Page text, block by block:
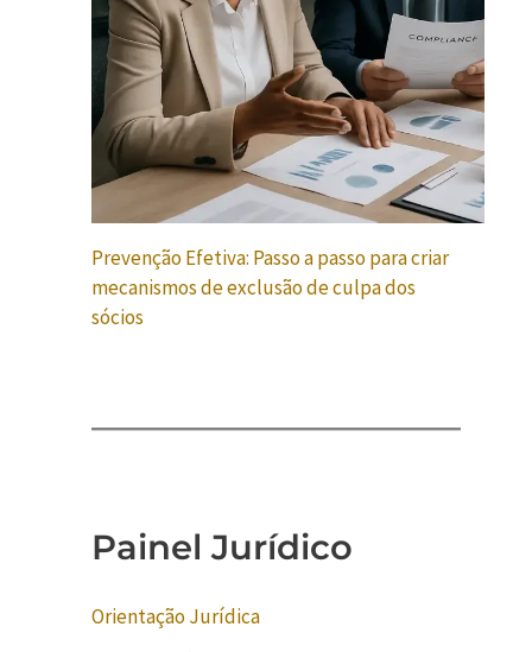
Prevenção Efetiva: Passo a passo para criar
mecanismos de exclusão de culpa dos
sócios
Painel Jurídico
Orientação Jurídica